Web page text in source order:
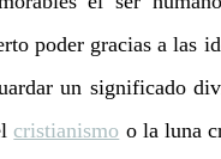
poder gracias a las
un significado
cristianismo o la luna